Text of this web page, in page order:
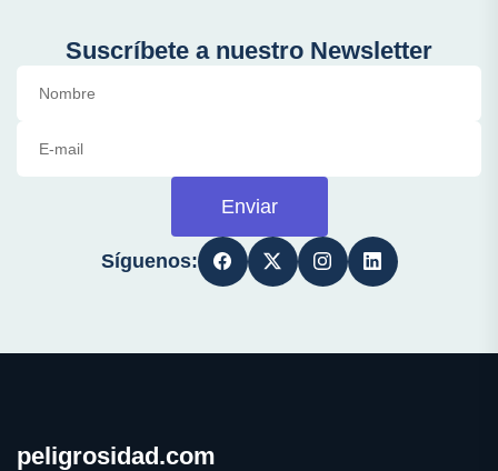
Suscríbete a nuestro Newsletter
Enviar
Síguenos:
peligrosidad.com